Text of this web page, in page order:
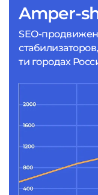
Amper-
SEO-
ти городах